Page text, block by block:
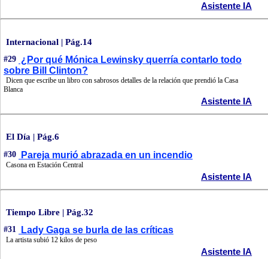
Asistente IA
Internacional | Pág.14
#29 ¿Por qué Mónica Lewinsky querría contarlo todo
sobre Bill Clinton?
Dicen que escribe un libro con sabrosos detalles de la relación que prendió la Casa
Blanca
Asistente IA
El Día | Pág.6
#30 Pareja murió abrazada en un incendio
Casona en Estación Central
Asistente IA
Tiempo Libre | Pág.32
#31 Lady Gaga se burla de las críticas
La artista subió 12 kilos de peso
Asistente IA